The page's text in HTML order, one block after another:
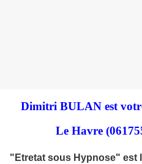
Dimitri BULAN est
Le Havre
"Etretat sous Hypnose" est